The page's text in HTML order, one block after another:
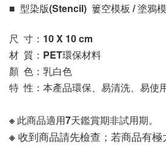
■  型染版(Stencil)  簍空模板 / 塗鴉
尺  寸：10 X 10 cm
材  質：PET環保材料
顏  色：乳白色
特  性：本產品環保、易清洗、易使用
※ 此商品適用7天鑑賞期非試用期。
※ 收到商品請先檢查；若商品有極